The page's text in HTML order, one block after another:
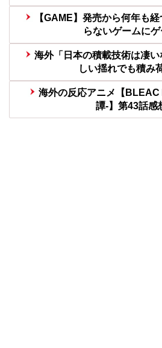
【GAME】発売から何年も
らないゲームに
海外「日本の積載技術は凄
しい揺れでも積み
海外の反応アニメ【BLEAC
譚-】第43話感